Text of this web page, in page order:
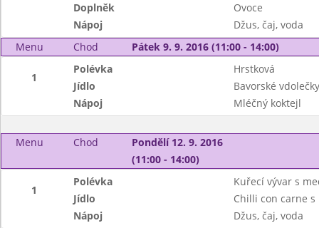
Doplněk
Ovoce
Nápoj
Džus, čaj, voda
Menu
Chod Pátek 9. 9. 2016 (11:00 - 14:00)
1
Polévka
Hrstková
Jídlo
Bavorské
Nápoj
Mléčný koktejl
Menu Chod
Pondělí 12. 9. 2016
(11:00 - 14:00)
1
Polévka
Kuřecí vývar s
Jídlo
Chilli con carne s
Nápoj
Džus, čaj, voda